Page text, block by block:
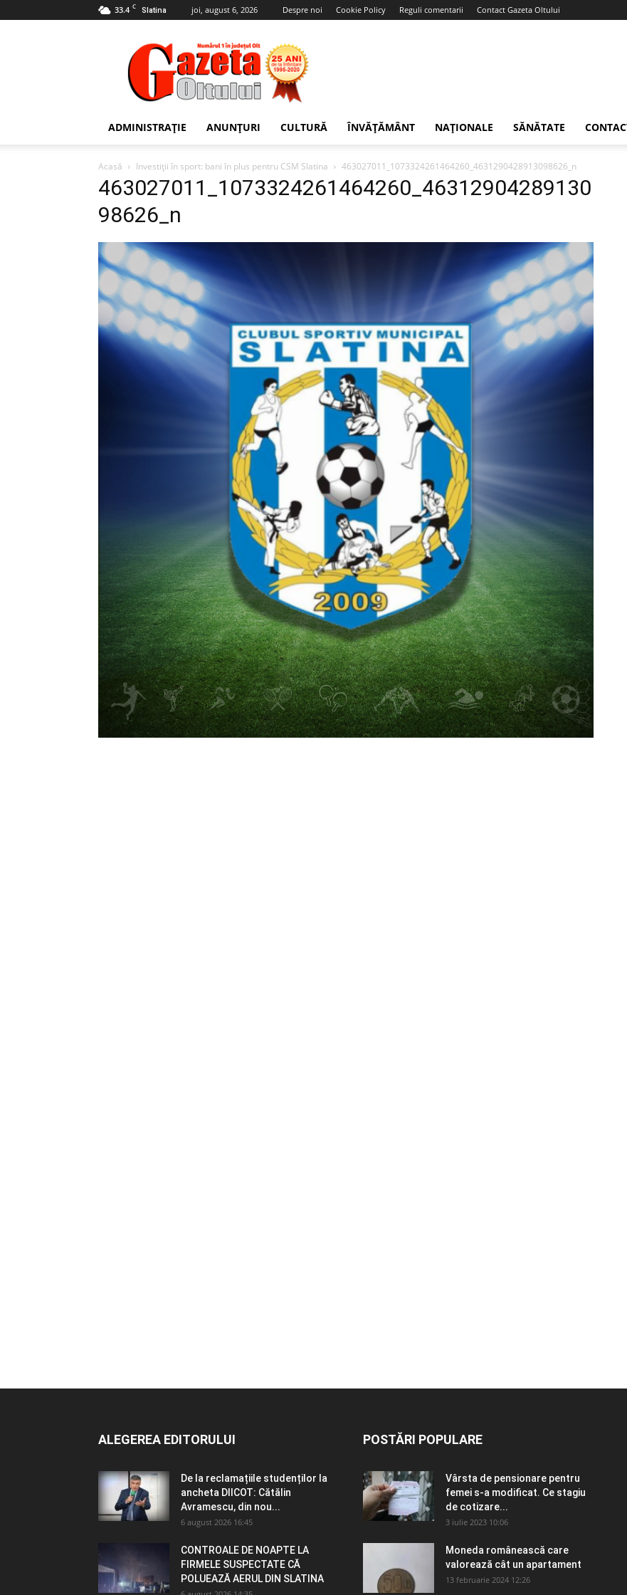
33.4 C Slatina joi, august 6, 2026 Despre noi Cookie Policy Reguli comentarii Contact Gazeta Oltului
Gazeta
Oltului
ADMINISTRAȚIE ANUNȚURI CULTURĂ ÎNVĂȚĂMÂNT NAȚIONALE SĂNĂTATE
Acasă Investiții în sport: bani în plus pentru CSM Slatina 463027011_1073324261464260_4631290428913098626_n
463027011_1073324261464260_46312904289130
98626_n
ALEGEREA EDITORULUI
De la reclamațiile studenților la
ancheta DIICOT: Cătălin
Avramescu, din nou...
6 august 2026 16:45
CONTROALE DE NOAPTE LA
FIRMELE SUSPECTATE CĂ
POLUEAZĂ AERUL DIN SLATINA
POSTĂRI POPULARE
Vârsta de pensionare pentru
femei s-a modificat. Ce stagiu
de cotizare...
3 iulie 2023 10:06
Moneda românească care
valorează cât un apartament
13 februarie 2024 12:26